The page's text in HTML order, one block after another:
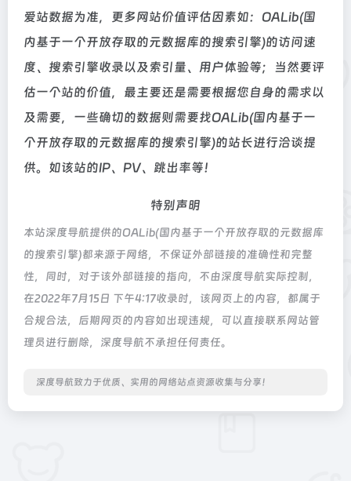
爱站数据为准，更多网站价值评估因素如：OALib(国
内基于一个开放存取的元数据库的搜索引擎)的访问速
度、搜索引擎收录以及索引量、用户体验等；当然要评
估一个站的价值，最主要还是需要根据您自身的需求以
及需要，一些确切的数据则需要找OALib(国内基于一
个开放存取的元数据库的搜索引擎)的站长进行洽谈提
供。如该站的IP、PV、跳出率等！
特别声明
本站深度导航提供的OALib(国内基于一个开放存取的元数据库
的搜索引擎)都来源于网络，不保证外部链接的准确性和完整
性，同时，对于该外部链接的指向，不由深度导航实际控制，
在2022年7月15日 下午4:17收录时，该网页上的内容，都属于
合规合法，后期网页的内容如出现违规，可以直接联系网站管
理员进行删除，深度导航不承担任何责任。
深度导航致力于优质、实用的网络站点资源收集与分享！